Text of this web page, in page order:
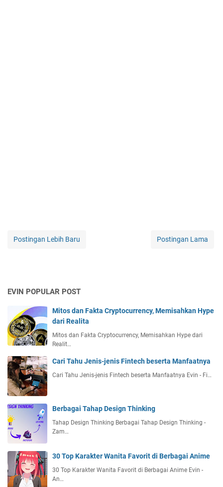
Postingan Lebih Baru Postingan Lama
EVIN POPULAR POST
Mitos dan Fakta Cryptocurrency, Memisahkan Hype
dari Realita
Mitos dan Fakta Cryptocurrency, Memisahkan Hype dari
Realit…
Cari Tahu Jenis-jenis Fintech beserta Manfaatnya
Cari Tahu Jenis-jenis Fintech beserta Manfaatnya Evin - Fi…
Berbagai Tahap Design Thinking
Tahap Design Thinking Berbagai Tahap Design Thinking -
Zam…
30 Top Karakter Wanita Favorit di Berbagai Anime
30 Top Karakter Wanita Favorit di Berbagai Anime Evin -
An…